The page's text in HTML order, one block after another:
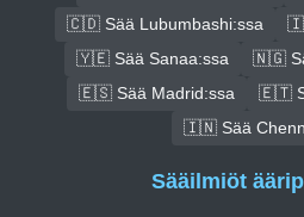
🇨🇩 Sää Lubumbashi:ssa
🇾🇪 Sää Sanaa:ssa
🇳🇬
🇪🇸 Sää Madrid:ssa
🇪🇹
🇮🇳 Sää
Sääilmiöt